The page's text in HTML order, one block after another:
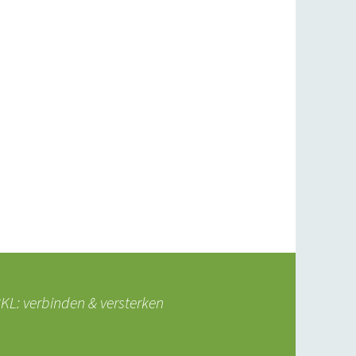
verbinden & versterken